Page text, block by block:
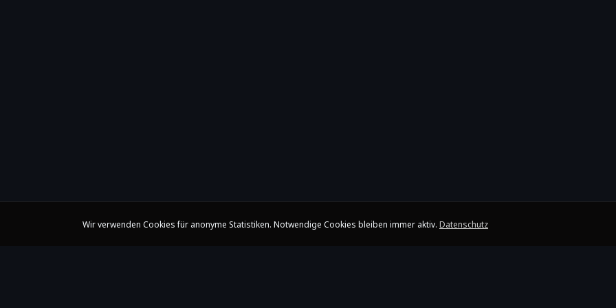
Wir verwenden Cookies für anonyme Statistiken. Notwendige Cookies bleiben immer aktiv. Datenschutz